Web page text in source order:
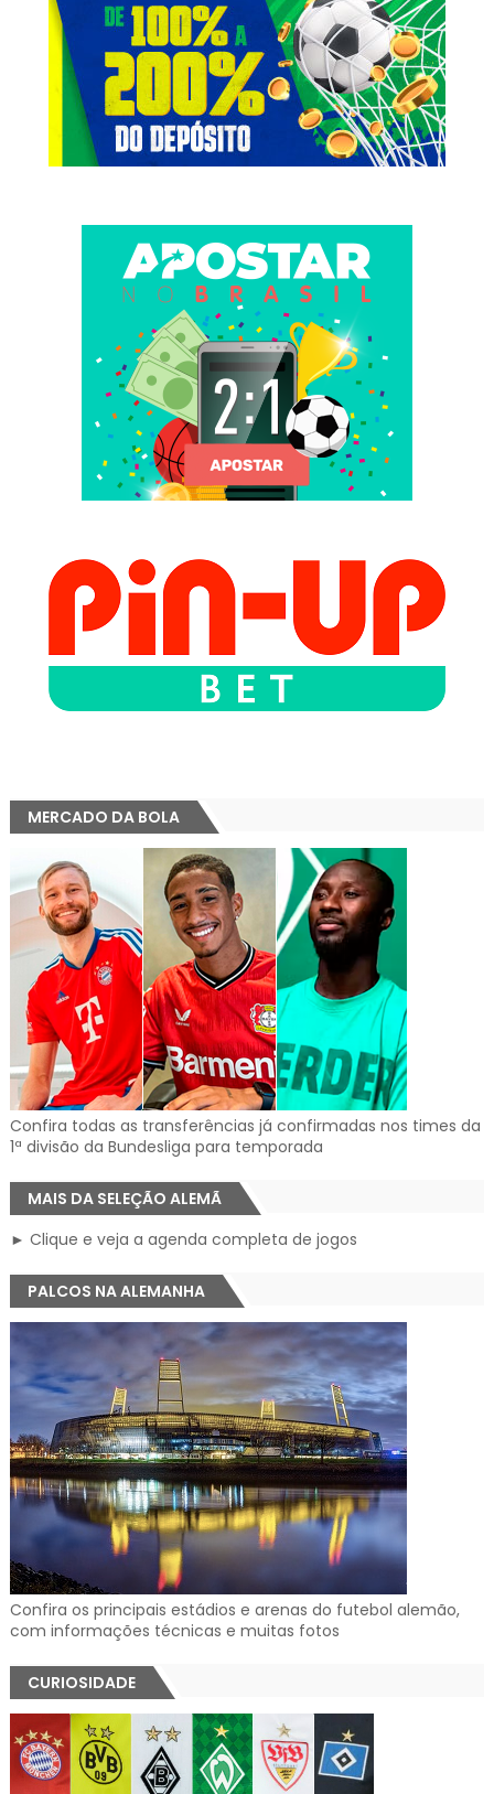
MERCADO DA BOLA
Confira todas as transferências já confirmadas nos times da
1ª divisão da Bundesliga para temporada
MAIS DA SELEÇÃO ALEMÃ
► Clique e veja a agenda completa de jogos
PALCOS NA ALEMANHA
Confira os principais estádios e arenas do futebol alemão,
com informações técnicas e muitas fotos
CURIOSIDADE